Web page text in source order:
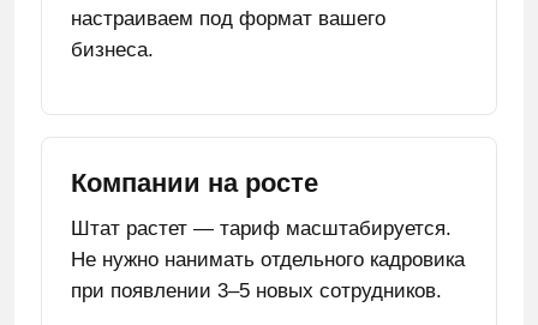
настраиваем под формат вашего
бизнеса.
Компании на росте
Штат растет — тариф масштабируется.
Не нужно нанимать отдельного кадровика
при появлении 3–5 новых сотрудников.